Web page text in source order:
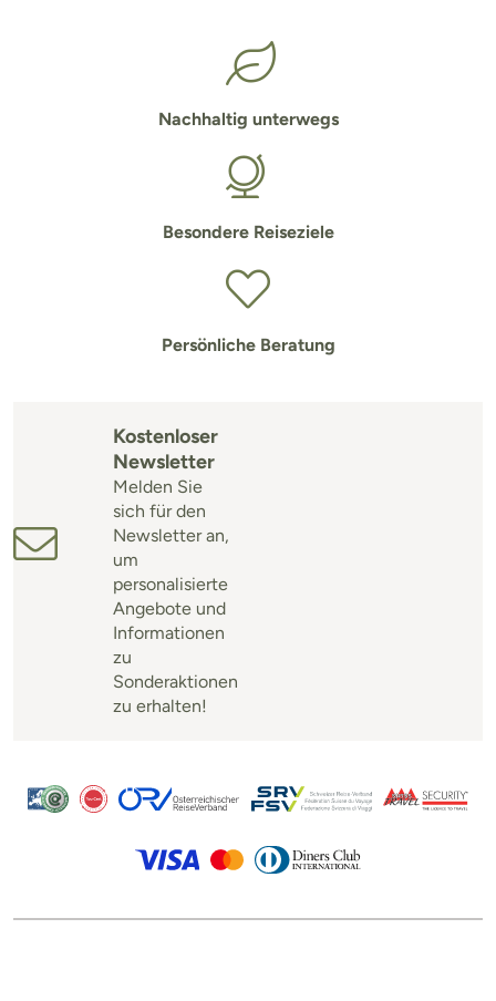
Nachhaltig unterwegs
Besondere Reiseziele
Persönliche Beratung
Kostenloser
Newsletter
Melden Sie
sich für den
Newsletter an,
um
personalisierte
Angebote und
Informationen
zu
Sonderaktionen
zu erhalten!